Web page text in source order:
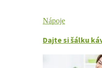
Nápoje
Dajte si šálku